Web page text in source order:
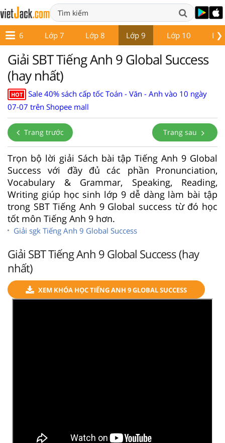
❯
Lớp 6 Lớp 7 Lớp 8 Lớp 9 Lớp 10
Giải SBT Tiếng Anh 9 Global Success
(hay nhất)
HOT
Sale 40% sách cấp tốc Toán - Văn - Anh vào 10 ngày
07-07 trên Shopee mall
Trang trước Trang sau
Trọn bộ lời giải Sách bài tập Tiếng Anh 9 Global
Success với đầy đủ các phần Pronunciation,
Vocabulary & Grammar, Speaking, Reading,
Writing giúp học sinh lớp 9 dễ dàng làm bài tập
trong SBT Tiếng Anh 9 Global success từ đó học
tốt môn Tiếng Anh 9 hơn.
Giải sgk Tiếng Anh 9 Global Success
Giải SBT Tiếng Anh 9 Global Success (hay
nhất)
XEM KHÓA HỌC TIẾNG ANH 9 GLOBAL SUCCESS